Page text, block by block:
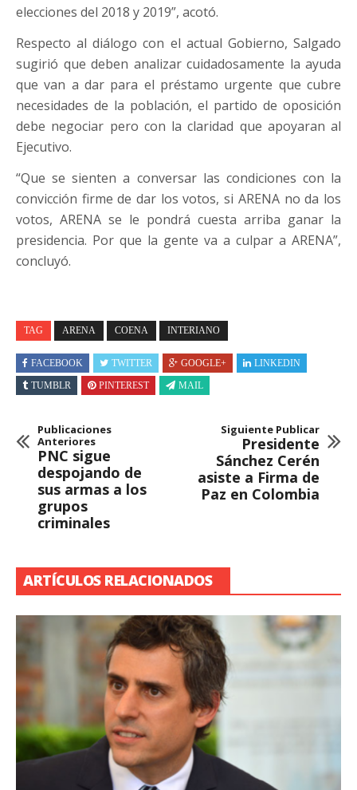
elecciones del 2018 y 2019”, acotó.
Respecto al diálogo con el actual Gobierno, Salgado
sugirió que deben analizar cuidadosamente la ayuda
que van a dar para el préstamo urgente que cubre
necesidades de la población, el partido de oposición
debe negociar pero con la claridad que apoyaran al
Ejecutivo.
“Que se sienten a conversar las condiciones con la
convicción firme de dar los votos, si ARENA no da los
votos, ARENA se le pondrá cuesta arriba ganar la
presidencia. Por que la gente va a culpar a ARENA”,
concluyó.
TAG ARENA COENA INTERIANO
FACEBOOK TWITTER GOOGLE+
LINKEDIN
TUMBLR
PINTEREST MAIL
Publicaciones
Anteriores
PNC sigue
despojando de
sus armas a los
grupos
criminales
Siguiente Publicar
Presidente
Sánchez Cerén
asiste a Firma de
Paz en Colombia
ARTÍCULOS RELACIONADOS